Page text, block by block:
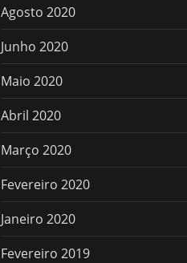
Agosto 2020
Junho 2020
Maio 2020
Abril 2020
Março 2020
Fevereiro 2020
Janeiro 2020
Fevereiro 2019